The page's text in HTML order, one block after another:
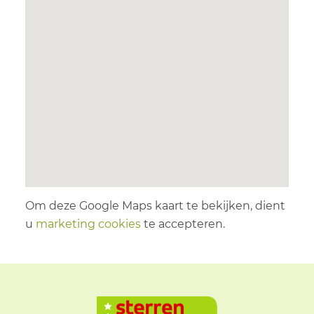
Om deze Google Maps kaart te bekijken, dient
u marketing cookieste accepteren.